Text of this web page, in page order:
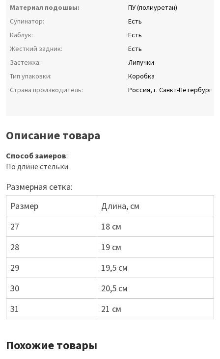
Материал подошвы:
ПУ (полиуретан)
Супинатор:
Есть
Каблук:
Есть
Жесткий задник:
Есть
Застежка:
Липучки
Тип упаковки:
Коробка
Страна производитель:
Россия, г. Санкт-Петербург
Описание товара
Способ замеров:
По длине стельки
Размерная сетка:
Размер
Длина, см
27
18 см
28
19 см
29
19,5 см
30
20,5 см
31
21 см
Похожие товары